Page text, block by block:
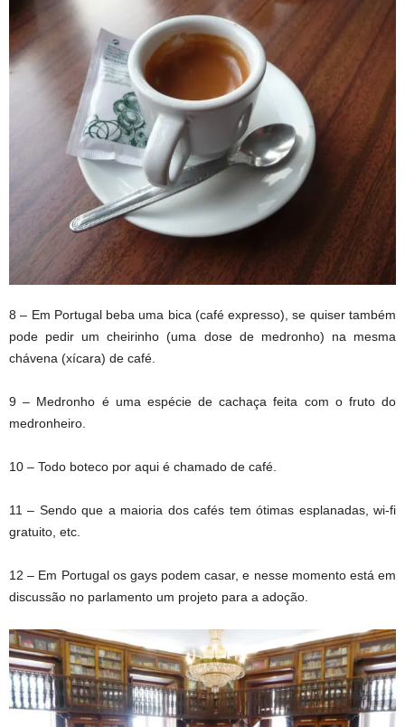
8 – Em Portugal beba uma bica (café expresso), se quiser também
pode pedir um cheirinho (uma dose de medronho) na mesma
chávena (xícara) de café.
9 – Medronho é uma espécie de cachaça feita com o fruto do
medronheiro.
10 – Todo boteco por aqui é chamado de café.
11 – Sendo que a maioria dos cafés tem ótimas esplanadas, wi-fi
gratuito, etc.
12 – Em Portugal os gays podem casar, e nesse momento está em
discussão no parlamento um projeto para a adoção.